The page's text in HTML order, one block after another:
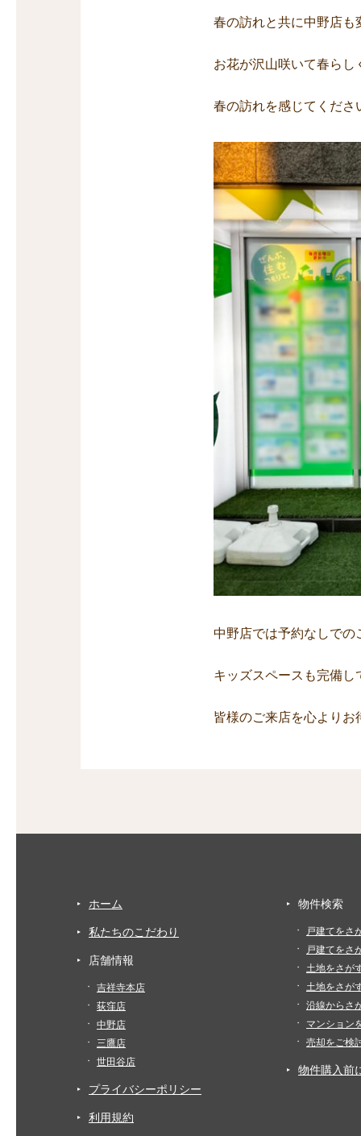
春の訪れと共に中野店も
お花が沢山咲いて春らし
春の訪れを感じてくださ
中野店では予約なしでの
キッズスペースも完備
皆様のご来店を心よりお
ホーム
私たちのこだわり
店舗情報
吉祥寺本店
荻窪店
中野店
三鷹店
世田谷店
プライバシーポリシー
利用規約
物件検索
戸建てをさ
戸建てをさ
土地をさが
土地をさが
沿線からさ
マンション
売却をご検
物件購入前